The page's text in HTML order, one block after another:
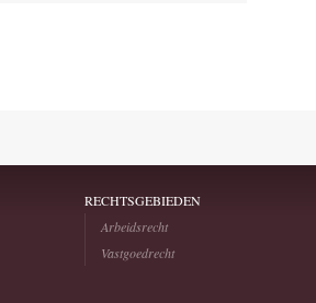
RECHTSGEBIEDEN
Arbeidsrecht
Vastgoedrecht